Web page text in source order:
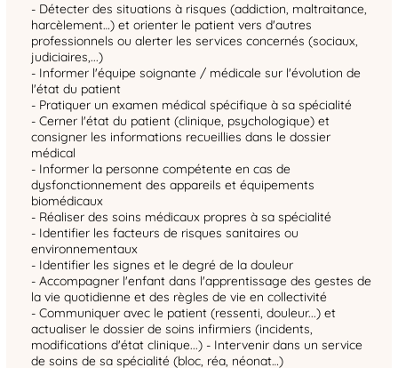
- Détecter des situations à risques (addiction, maltraitance,
harcèlement…) et orienter le patient vers d'autres
professionnels ou alerter les services concernés (sociaux,
judiciaires,...)
- Informer l'équipe soignante / médicale sur l'évolution de
l'état du patient
- Pratiquer un examen médical spécifique à sa spécialité
- Cerner l'état du patient (clinique, psychologique) et
consigner les informations recueillies dans le dossier
médical
- Informer la personne compétente en cas de
dysfonctionnement des appareils et équipements
biomédicaux
- Réaliser des soins médicaux propres à sa spécialité
- Identifier les facteurs de risques sanitaires ou
environnementaux
- Identifier les signes et le degré de la douleur
- Accompagner l'enfant dans l'apprentissage des gestes de
la vie quotidienne et des règles de vie en collectivité
- Communiquer avec le patient (ressenti, douleur...) et
actualiser le dossier de soins infirmiers (incidents,
modifications d'état clinique...) - Intervenir dans un service
de soins de sa spécialité (bloc, réa, néonat…)